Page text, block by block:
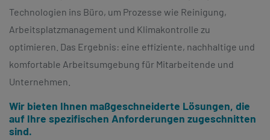
Technologien ins Büro, um Prozesse wie Reinigung,
Arbeitsplatzmanagement und Klimakontrolle zu
optimieren. Das Ergebnis: eine effiziente, nachhaltige und
komfortable Arbeitsumgebung für Mitarbeitende und
Unternehmen.
Wir bieten Ihnen maßgeschneiderte Lösungen, die
auf Ihre spezifischen Anforderungen zugeschnitten
sind.